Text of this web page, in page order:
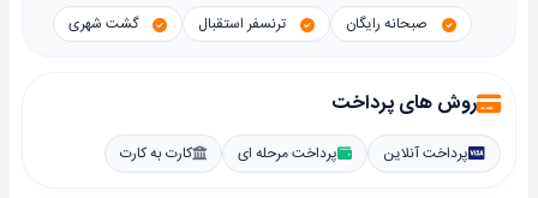
صبحانه رایگان ترنسفر استقبال گشت شهری
روش های پرداخت
پرداخت آنلاین پرداخت مرحله ای کارت به کارت